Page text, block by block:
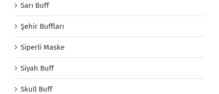
Sarı Buff
Şehir Buffları
Siperli Maske
Siyah Buff
Skull Buff